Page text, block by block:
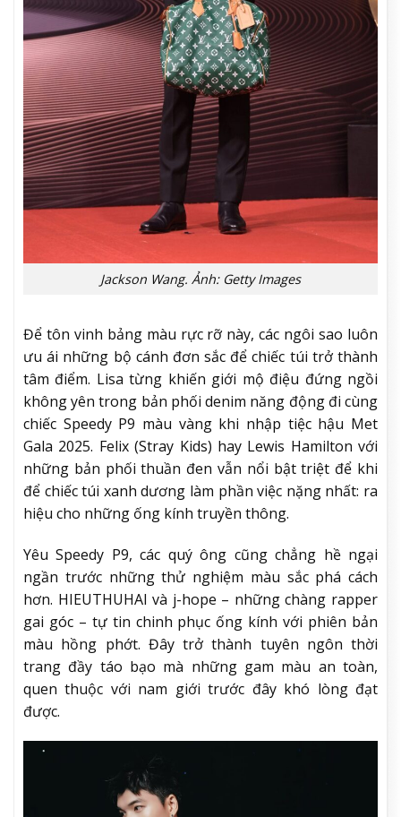
Jackson Wang. Ảnh: Getty Images
Để tôn vinh bảng màu rực rỡ này, các ngôi sao luôn
ưu ái những bộ cánh đơn sắc để chiếc túi trở thành
tâm điểm. Lisa từng khiến giới mộ điệu đứng ngồi
không yên trong bản phối denim năng động đi cùng
chiếc Speedy P9 màu vàng khi nhập tiệc hậu Met
Gala 2025. Felix (Stray Kids) hay Lewis Hamilton với
những bản phối thuần đen vẫn nổi bật triệt để khi
để chiếc túi xanh dương làm phần việc nặng nhất: ra
hiệu cho những ống kính truyền thông.
Yêu Speedy P9, các quý ông cũng chẳng hề ngại
ngần trước những thử nghiệm màu sắc phá cách
hơn. HIEUTHUHAI và j-hope – những chàng rapper
gai góc – tự tin chinh phục ống kính với phiên bản
màu hồng phớt. Đây trở thành tuyên ngôn thời
trang đầy táo bạo mà những gam màu an toàn,
quen thuộc với nam giới trước đây khó lòng đạt
được.